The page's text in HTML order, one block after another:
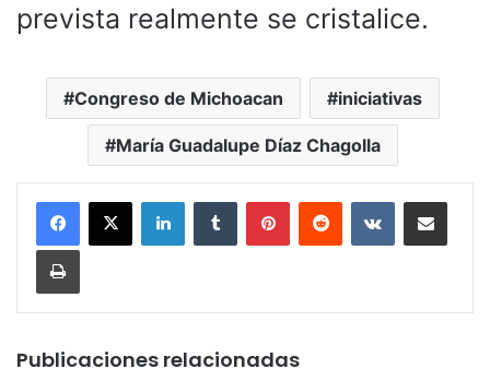
prevista realmente se cristalice.
Congreso de Michoacan iniciativas
María Guadalupe Díaz Chagolla
LinkedInTumblr PinterestReddit VKontakteCompartir por
Imprimir
Publicaciones relacionadas